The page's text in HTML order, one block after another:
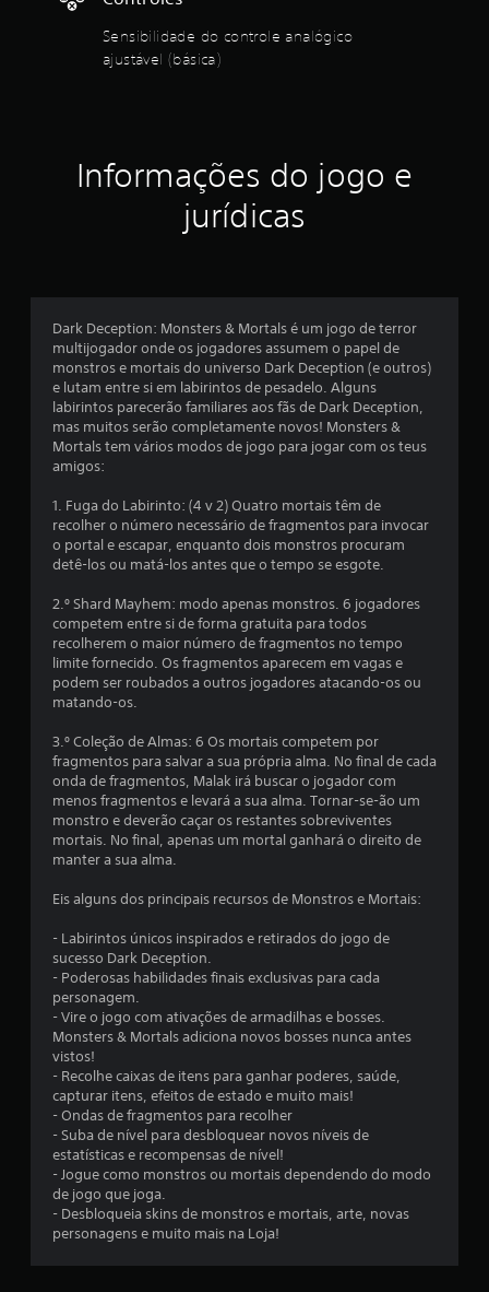
a
e
5
1
a
i
i
c
a
õ
Sensibilidade do controle analógico
ajustável (básica)
Informações do jogo e
jurídicas
Dark Deception: Monsters & Mortals é um jogo de terror
multijogador onde os jogadores assumem o papel de
monstros e mortais do universo Dark Deception (e outros)
e lutam entre si em labirintos de pesadelo. Alguns
labirintos parecerão familiares aos fãs de Dark Deception,
mas muitos serão completamente novos! Monsters &
Mortals tem vários modos de jogo para jogar com os teus
amigos:
1. Fuga do Labirinto: (4 v 2) Quatro mortais têm de
recolher o número necessário de fragmentos para invocar
o portal e escapar, enquanto dois monstros procuram
detê-los ou matá-los antes que o tempo se esgote.
2.º Shard Mayhem: modo apenas monstros. 6 jogadores
competem entre si de forma gratuita para todos
recolherem o maior número de fragmentos no tempo
limite fornecido. Os fragmentos aparecem em vagas e
podem ser roubados a outros jogadores atacando-os ou
matando-os.
3.º Coleção de Almas: 6 Os mortais competem por
fragmentos para salvar a sua própria alma. No final de cada
onda de fragmentos, Malak irá buscar o jogador com
menos fragmentos e levará a sua alma. Tornar-se-ão um
monstro e deverão caçar os restantes sobreviventes
mortais. No final, apenas um mortal ganhará o direito de
manter a sua alma.
Eis alguns dos principais recursos de Monstros e Mortais:
- Labirintos únicos inspirados e retirados do jogo de
sucesso Dark Deception.
- Poderosas habilidades finais exclusivas para cada
personagem.
- Vire o jogo com ativações de armadilhas e bosses.
Monsters & Mortals adiciona novos bosses nunca antes
vistos!
- Recolhe caixas de itens para ganhar poderes, saúde,
capturar itens, efeitos de estado e muito mais!
- Ondas de fragmentos para recolher
- Suba de nível para desbloquear novos níveis de
estatísticas e recompensas de nível!
- Jogue como monstros ou mortais dependendo do modo
de jogo que joga.
- Desbloqueia skins de monstros e mortais, arte, novas
personagens e muito mais na Loja!